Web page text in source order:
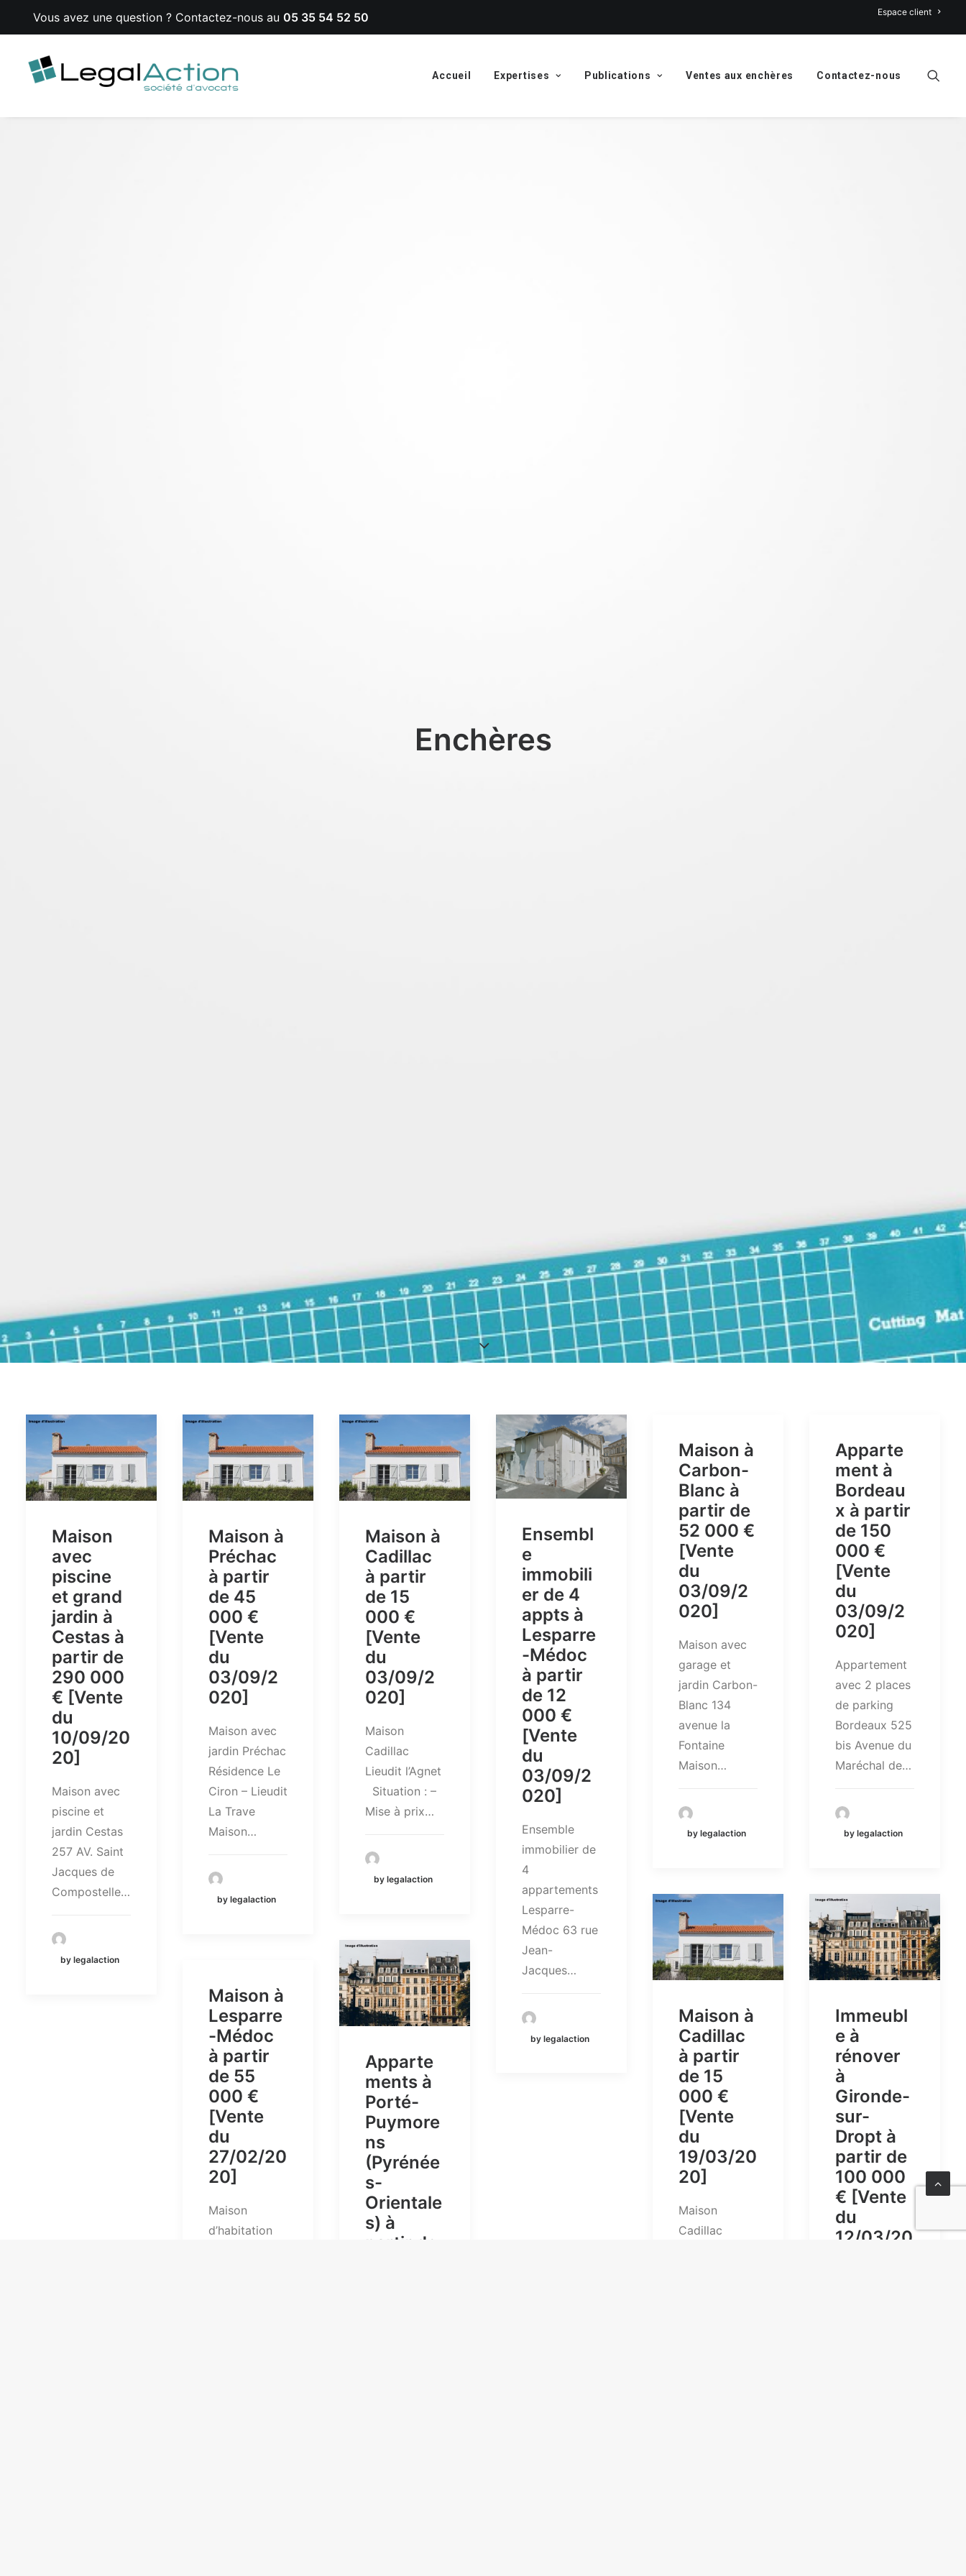
Vous avez une question ? Contactez-nous au 05 35 54 52 50 Espace client
Accueil Expertises Publications Ventes aux enchères Contactez-nous
Enchères
Maison
avec
piscine
et grand
jardin à
Cestas à
partir de
290 000
€ [Vente
du
10/09/20
20]
Maison avec
piscine et
jardin Cestas
257 AV. Saint
Jacques de
Compostelle…
by legalaction
Maison à
Préchac
à partir
de 45
000 €
[Vente
du
03/09/2
020]
Maison avec
jardin Préchac
Résidence Le
Ciron – Lieudit
La Trave
Maison…
by legalaction
Maison à
Cadillac
à partir
de 15
000 €
[Vente
du
03/09/2
020]
Maison
Cadillac
Lieudit l’Agnet
Situation : –
Mise à prix…
by legalaction
Ensembl
e
immobili
er de 4
appts à
Lesparre
-Médoc
à partir
de 12
000 €
[Vente
du
03/09/2
020]
Ensemble
immobilier de
4
appartements
Lesparre-
Médoc 63 rue
Jean-
Jacques…
by legalaction
Maison à
Carbon-
Blanc à
partir de
52 000 €
[Vente
du
03/09/2
020]
Maison avec
garage et
jardin Carbon-
Blanc 134
avenue la
Fontaine
Maison…
by legalaction
Apparte
ment à
Bordeau
x à partir
de 150
000 €
[Vente
du
03/09/2
020]
Appartement
avec 2 places
de parking
Bordeaux 525
bis Avenue du
Maréchal de…
by legalaction
Maison à
Cadillac
à partir
de 15
000 €
[Vente
du
19/03/20
20]
Maison
Cadillac
Immeubl
e à
rénover
à
Gironde-
sur-
Dropt à
partir de
100 000
€ [Vente
du
12/03/20
Apparte
ments à
Porté-
Puymore
ns
(Pyrénée
s-
Orientale
s) à
partir de
Maison à
Lesparre
-Médoc
à partir
de 55
000 €
[Vente
du
27/02/20
20]
Maison
d’habitation